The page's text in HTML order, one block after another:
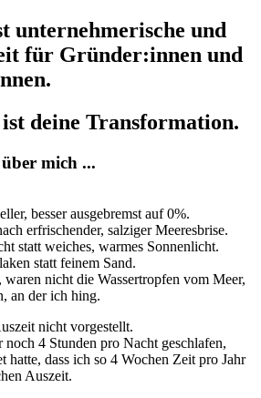
unternehmerische und
für Gründer:innen und
deine Transformation.
mich ...
besser ausgebremst auf 0%.
erfrischender, salziger Meeresbrise.
statt weiches, warmes Sonnenlicht.
statt feinem Sand.
nicht die Wassertropfen vom Meer,
an der ich hing.
nicht vorgestellt.
4 Stunden pro Nacht geschlafen,
hatte, dass ich so 4 Wochen Zeit pro Jahr
Auszeit.